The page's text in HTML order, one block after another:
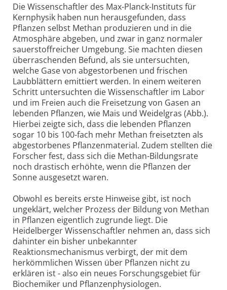
Die Wissenschaftler des Max-Planck-Instituts für
Kernphysik haben nun herausgefunden, dass
Pflanzen selbst Methan produzieren und in die
Atmosphäre abgeben, und zwar in ganz normaler
sauerstoffreicher Umgebung. Sie machten diesen
überraschenden Befund, als sie untersuchten,
welche Gase von abgestorbenen und frischen
Laubblättern emittiert werden. In einem weiteren
Schritt untersuchten die Wissenschaftler im Labor
und im Freien auch die Freisetzung von Gasen an
lebenden Pflanzen, wie Mais und Weidelgras (Abb.).
Hierbei zeigte sich, dass die lebenden Pflanzen
sogar 10 bis 100-fach mehr Methan freisetzten als
abgestorbenes Pflanzenmaterial. Zudem stellten die
Forscher fest, dass sich die Methan-Bildungsrate
noch drastisch erhöhte, wenn die Pflanzen der
Sonne ausgesetzt waren.
Obwohl es bereits erste Hinweise gibt, ist noch
ungeklärt, welcher Prozess der Bildung von Methan
in Pflanzen eigentlich zugrunde liegt. Die
Heidelberger Wissenschaftler nehmen an, dass sich
dahinter ein bisher unbekannter
Reaktionsmechanismus verbirgt, der mit dem
herkömmlichen Wissen über Pflanzen nicht zu
erklären ist - also ein neues Forschungsgebiet für
Biochemiker und Pflanzenphysiologen.